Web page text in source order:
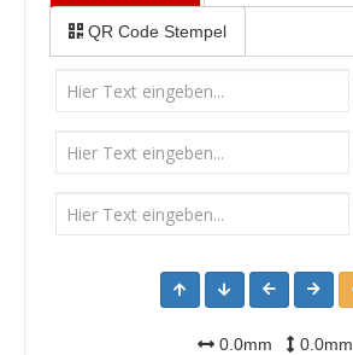
QR Code Stempel
0.0mm 0.0mm